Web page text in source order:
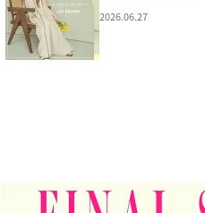
2026.06.27